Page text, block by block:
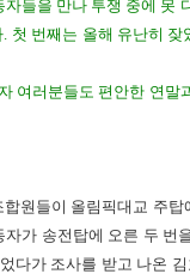
들을 만나 투쟁 중에 못
첫 번째는 올해 유난히 잦
여러분들도 편안한 연말
원들이 올림픽대교 주탑
가 송전탑에 오른 두 번
다가 조사를 받고 나온